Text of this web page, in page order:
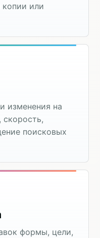
копии или
изменения на
скорость,
поисковых
формы, цели,